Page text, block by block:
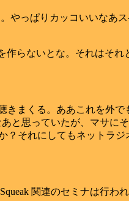
やっぱりカッコいいなあ
作らないとな。それはそ
きまくる。ああこれを外
と思っていたが、マサに
それにしてもネットラ
関連のセミナは行わ